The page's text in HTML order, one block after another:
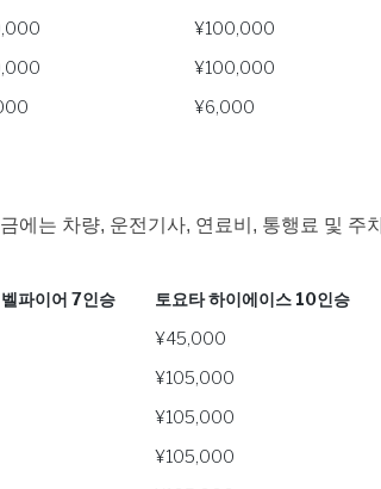
¥100,000
¥100,000
¥6,000
에는 차량, 운전기사, 연료비, 통행료 및 주
파이어 7인승 토요타 하이에이스 10인승
파이어 7인승 토요타 하이에이스 10인승
¥45,000
¥105,000
¥105,000
¥105,000